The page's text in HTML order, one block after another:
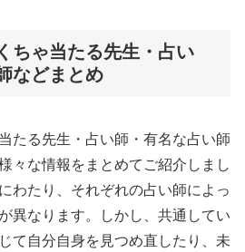
ちゃ当たる先生・占い
などまとめ
たる先生・占い師・有名な占い師
々な情報をまとめてご紹介しまし
わたり、それぞれの占い師によっ
異なります。しかし、共通してい
て自分自身を見つめ直したり、未